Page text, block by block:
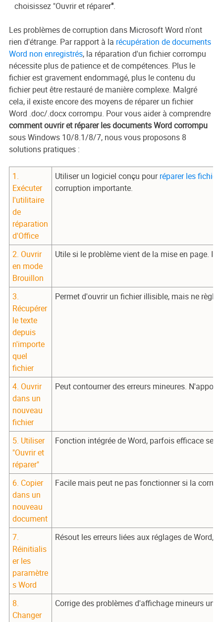
choisissez "Ouvrir et réparer".
Les problèmes de corruption dans Microsoft Word n'ont
rien d'étrange. Par rapport à la récupération de documents
Word non enregistrés, la réparation d'un fichier corrompu
nécessite plus de patience et de compétences. Plus le
fichier est gravement endommagé, plus le contenu du
fichier peut être restauré de manière complexe. Malgré
cela, il existe encore des moyens de réparer un fichier
Word .doc/.docx corrompu. Pour vous aider à comprendre
comment ouvrir et réparer les documents Word corrompu
sous Windows 10/8.1/8/7, nous vous proposons 8
solutions pratiques :
1.
Exécuter
l'utilitaire
de
réparation
d'Office
Utiliser un logiciel conçu pourréparer les
corruption importante.
2. Ouvrir
en mode
Brouillon
Utile si le problème vient de la mise en page.
3.
Récupérer
le texte
depuis
n'importe
quel
fichier
Permet d'ouvrir un fichier illisible, mais ne
4. Ouvrir
dans un
nouveau
fichier
Peut contourner des erreurs mineures.
5. Utiliser
"Ouvrir et
réparer"
Fonction intégrée de Word, parfois efficace
6. Copier
dans un
nouveau
document
Facile mais peut ne pas fonctionner si la
7.
Réinitialis
er les
paramètre
s Word
Résout les erreurs liées aux réglages de Word,
8.
Changer
Corrige des problèmes d'affichage mineurs